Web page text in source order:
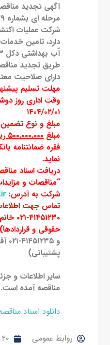
آگهی تجدید
مرحله ای بشماره ۱۷۹-۱۴۰۳
شرکت عملیات
دارد، تامین
طریق تجدید
دارای صلاحیت
مهلت تسلیم
وقت اداری روز
۱۴۰۴/۰۲/۰۱
مبلغ و نوع
مبلغ۵۰۰.۰۰۰.۰۰۰ ریال
فقره ضمانتنامه
نماید.
دریافت اسناد
“مناقصات و
شرکت به آدرس:
تماس جهت
حقوقی و قراردادها)
و
پشتیبانی)
سایر اطلاعات و
مناقصه آمده است.
دانلود اسناد
روابط عمومی ۲۰ فروردین ۱۴۰۴